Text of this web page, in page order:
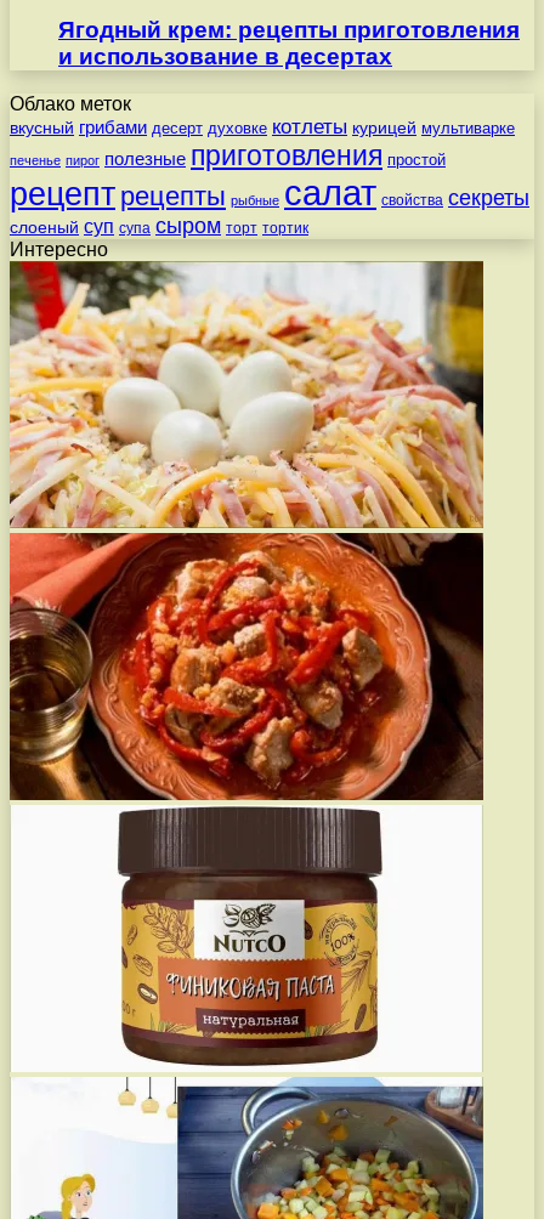
Ягодный крем: рецепты приготовления
и использование в десертах
Облако меток
вкусный грибами десерт духовке котлеты курицей мультиварке
печенье пирог полезные приготовления простой
рецепт рецепты рыбные салат свойства секреты
слоеный суп супа сыром торт тортик
Интересно